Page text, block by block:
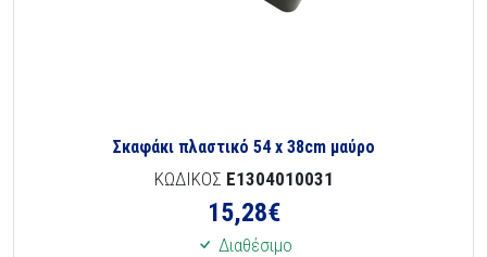
Σκαφάκι πλαστικό 54 x 38cm μαύρο
ΚΩΔΙΚΟΣ E1304010031
15,28€
Διαθέσιμο